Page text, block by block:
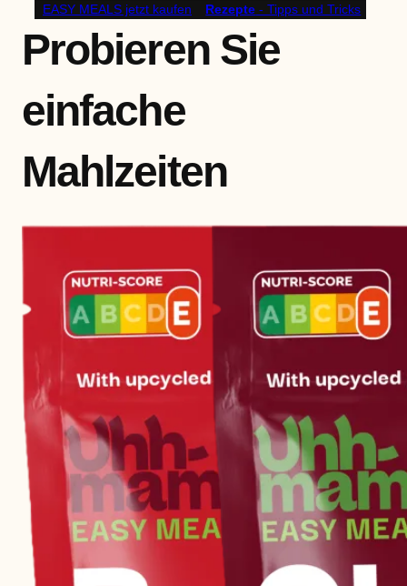
EASY MEALS jetzt kaufen Rezepte - Tipps und Tricks
Probieren Sie
einfache
Mahlzeiten